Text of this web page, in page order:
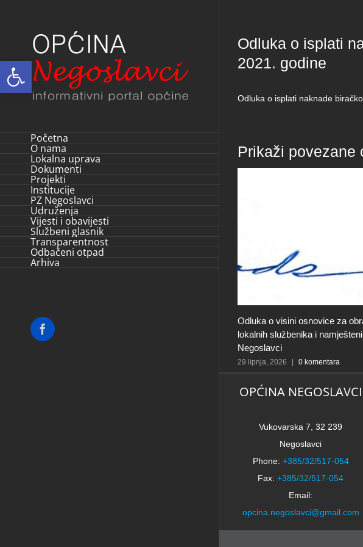
Open toolbar
Početna
O nama
Lokalna uprava
Dokumenti
Projekti
Institucije
PZ Negoslavci
Udruženja
Vijesti i obavijesti
Službeni glasnik
Transparentnost
Odbačeni otpad
Arhiva
Facebook
Odluka o isplati
2021. godine
Odluka o isplati naknade
Prikaži povezane
Odluka o visini osnovice za
lokalnih službenika i
Negoslavci
29 lipnja, 2026 0 komentara
OPĆINA NEGOSLAVCI
Vukovarska 7, 32 239
Negoslavci
Phone: +385/32/517-054
Fax: +385/32/517-054
Email:
opcina.negoslavci@gmail.com